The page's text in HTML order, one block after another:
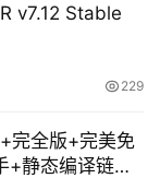
v7.12 Stable
229
完全版+完美免
+静态编译链接